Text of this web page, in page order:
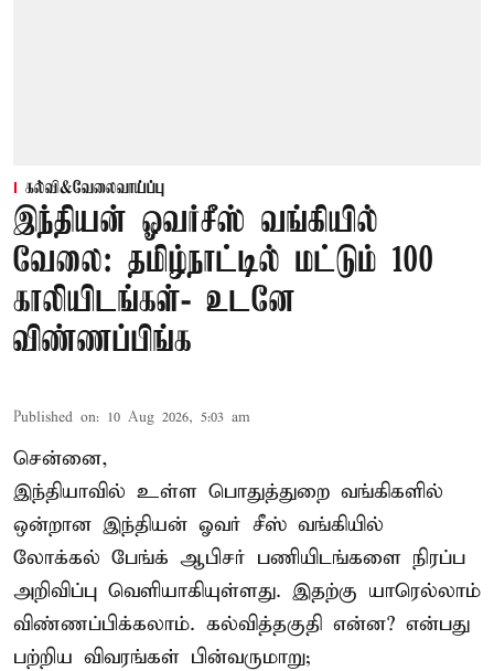
கல்வி&வேலைவாய்ப்பு
இந்தியன் ஓவர்சீஸ் வங்கியில்
வேலை: தமிழ்நாட்டில் மட்டும் 100
காலியிடங்கள்- உடனே
விண்ணப்பிங்க
Published on: 10 Aug 2026, 5:03 am
சென்னை,
இந்தியாவில் உள்ள பொதுத்துறை வங்கிகளில்
ஒன்றான இந்தியன் ஓவர் சீஸ் வங்கியில்
லோக்கல் பேங்க் ஆபிசர் பணியிடங்களை நிரப்ப
அறிவிப்பு வெளியாகியுள்ளது. இதற்கு யாரெல்லாம்
விண்ணப்பிக்கலாம். கல்வித்தகுதி என்ன? என்பது
பற்றிய விவரங்கள் பின்வருமாறு;